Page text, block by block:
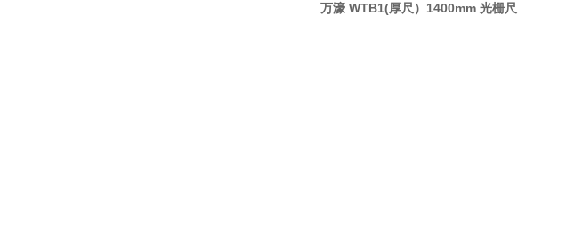
万濠 WTB1(厚尺）1400mm 光栅尺